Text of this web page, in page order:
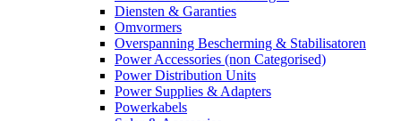
Diensten & Garanties
Omvormers
Overspanning Bescherming & Stabilisatoren
Power Accessories (non Categorised)
Power Distribution Units
Power Supplies & Adapters
Powerkabels